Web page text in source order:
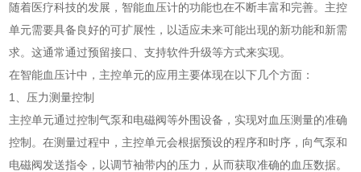
随着医疗科技的发展，智能血压计的功能也在不断丰富和完善。主控
单元需要具备良好的可扩展性，以适应未来可能出现的新功能和新需
求。这通常通过预留接口、支持软件升级等方式来实现。
在智能血压计中，主控单元的应用主要体现在以下几个方面：
1、压力测量控制
主控单元通过控制气泵和电磁阀等外围设备，实现对血压测量的准确
控制。在测量过程中，主控单元会根据预设的程序和时序，向气泵和
电磁阀发送指令，以调节袖带内的压力，从而获取准确的血压数据。